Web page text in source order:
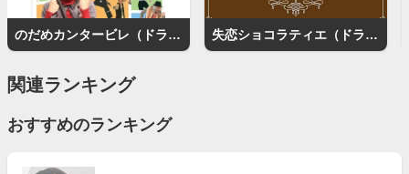
のだめカンタービレ（ドラマ） 失恋ショコラティエ（ドラマ）
関連ランキング
おすすめのランキング